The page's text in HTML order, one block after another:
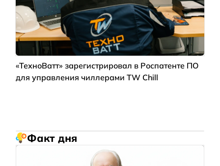
«ТехноВатт» зарегистрировал в Роспатенте ПО
для управления чиллерами TW Chill
Факт дня